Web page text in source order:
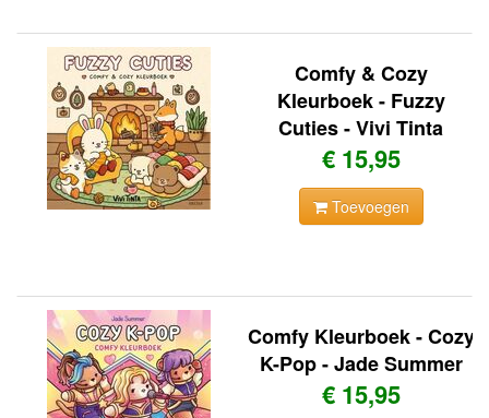
Comfy & Cozy
Kleurboek - Fuzzy
Cuties - Vivi Tinta
€ 15,95
Toevoegen
Comfy Kleurboek - Cozy
K-Pop - Jade Summer
€ 15,95